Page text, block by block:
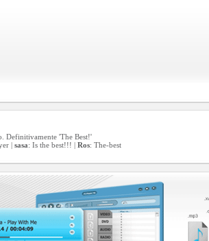
Definitivamente 'The Best!'
| sasa: Is the best!!! | Ros: The-best